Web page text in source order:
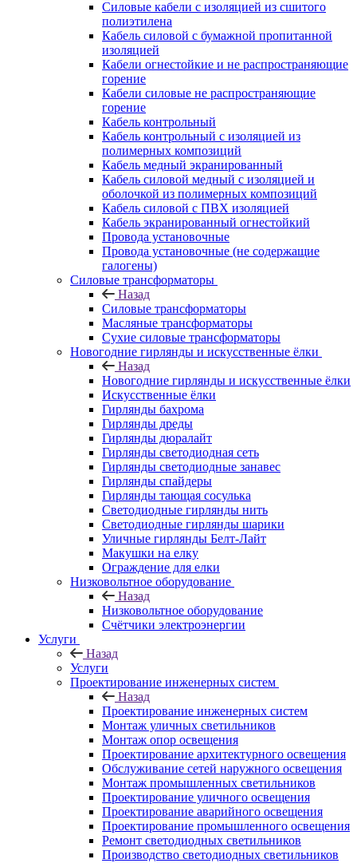
Силовые кабели с изоляцией из сшитого
полиэтилена
Кабель силовой с бумажной пропитанной
изоляцией
Кабели огнестойкие и не распространяющие
горение
Кабели силовые не распространяющие
горение
Кабель контрольный
Кабель контрольный с изоляцией из
полимерных композиций
Кабель медный экранированный
Кабель силовой медный с изоляцией и
оболочкой из полимерных композиций
Кабель силовой с ПВХ изоляцией
Кабель экранированный огнестойкий
Провода установочные
Провода установочные (не содержащие
галогены)
Силовые трансформаторы
Назад
Силовые трансформаторы
Масляные трансформаторы
Сухие силовые трансформаторы
Новогодние гирлянды и искусственные ёлки
Назад
Новогодние гирлянды и искусственные ёлки
Искусственные ёлки
Гирлянды бахрома
Гирлянды дреды
Гирлянды дюралайт
Гирлянды светодиодная сеть
Гирлянды светодиодные занавес
Гирлянды спайдеры
Гирлянды тающая сосулька
Светодиодные гирлянды нить
Светодиодные гирлянды шарики
Уличные гирлянды Белт-Лайт
Макушки на елку
Ограждение для елки
Низковольтное оборудование
Назад
Низковольтное оборудование
Счётчики электроэнергии
Услуги
Назад
Услуги
Проектирование инженерных систем
Назад
Проектирование инженерных систем
Монтаж уличных светильников
Монтаж опор освещения
Проектирование архитектурного освещения
Обслуживание сетей наружного освещения
Монтаж промышленных светильников
Проектирование уличного освещения
Проектирование аварийного освещения
Проектирование промышленного освещения
Ремонт светодиодных светильников
Производство светодиодных светильников